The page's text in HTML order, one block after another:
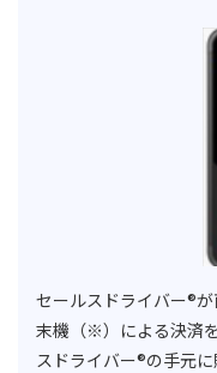
セールスドライバー®
末機（※）による決済
スドライバー®の手元